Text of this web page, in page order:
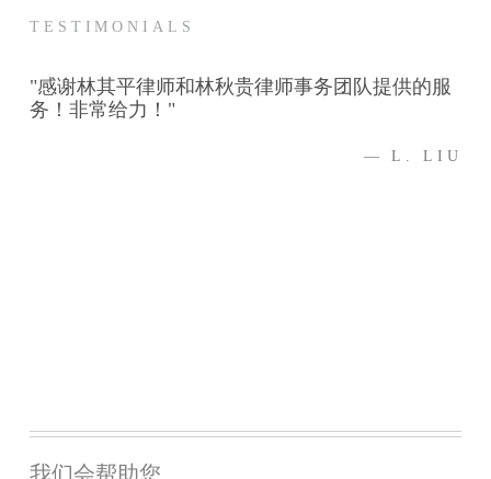
TESTIMONIALS
"感谢林其平律师和林秋贵律师事务团队提供的服
务！非常给力！"
— L. LIU
我们会帮助您